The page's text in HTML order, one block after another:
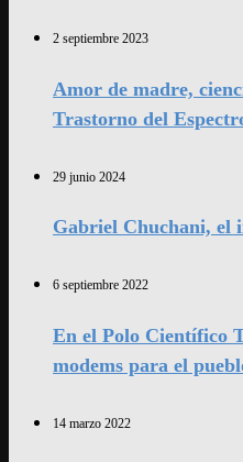
2 septiembre 2023
Amor de madre,
Trastorno del
29 junio 2024
Gabriel Chuchani, el
6 septiembre 2022
En el Polo Científico
modems para el
14 marzo 2022